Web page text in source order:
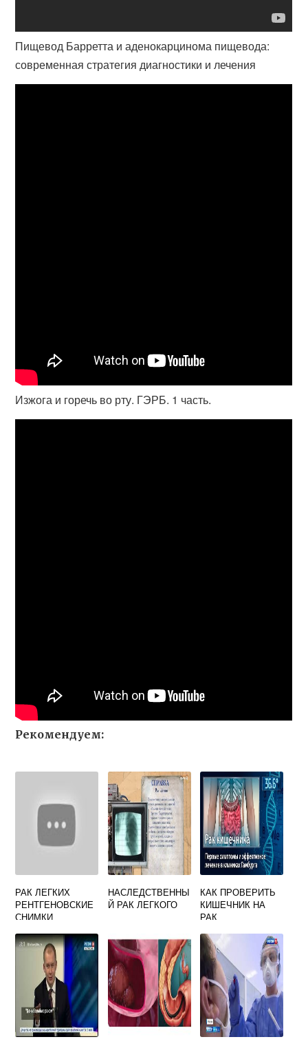
Пищевод Барретта и аденокарцинома пищевода:
современная стратегия диагностики и лечения
Изжога и горечь во рту. ГЭРБ. 1 часть.
Рекомендуем:
РАК ЛЕГКИХ
РЕНТГЕНОВСКИЕ
СНИМКИ
НАСЛЕДСТВЕННЫ
Й РАК ЛЕГКОГО
КАК ПРОВЕРИТЬ
КИШЕЧНИК НА
РАК